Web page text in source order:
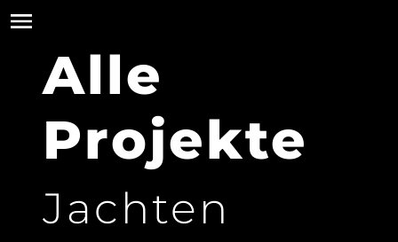
Alle
Projekte
Jachten